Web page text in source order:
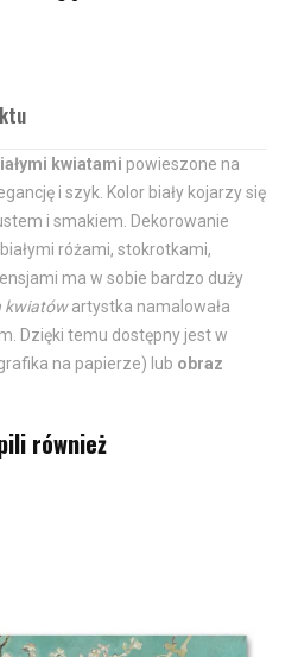
kwiatami powieszone na
i szyk. Kolor biały kojarzy się
i smakiem. Dekorowanie
różami, stokrotkami,
ma w sobie bardzo duży
kwiatówartystka namalowała
Dzięki temu dostępny jest w
na papierze) lub obraz
również